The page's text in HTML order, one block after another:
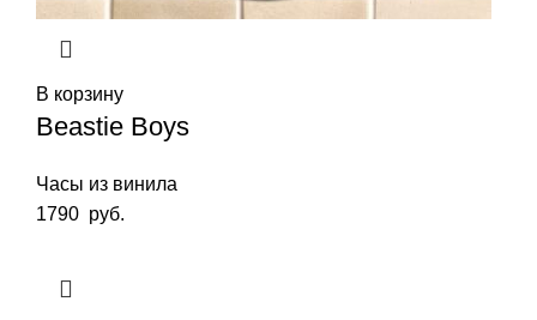
В корзину
Beastie Boys
Часы из винила
1790 руб.